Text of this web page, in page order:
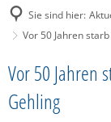
Sie sind hier:
Vor 50 Jahren
Vor 50 Jahren
Gehling